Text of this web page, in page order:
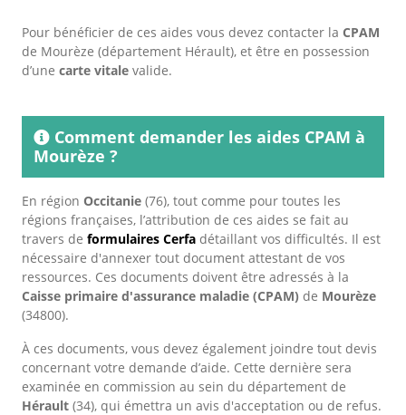
Pour bénéficier de ces aides vous devez contacter la CPAM
de Mourèze (département Hérault), et être en possession
d’une carte vitale valide.
Comment demander les aides CPAM à
Mourèze ?
En région Occitanie (76), tout comme pour toutes les
régions françaises, l’attribution de ces aides se fait au
travers de formulaires Cerfa détaillant vos difficultés. Il est
nécessaire d'annexer tout document attestant de vos
ressources. Ces documents doivent être adressés à la
Caisse primaire d'assurance maladie (CPAM) de Mourèze
(34800).
À ces documents, vous devez également joindre tout devis
concernant votre demande d’aide. Cette dernière sera
examinée en commission au sein du département de
Hérault (34), qui émettra un avis d'acceptation ou de refus.